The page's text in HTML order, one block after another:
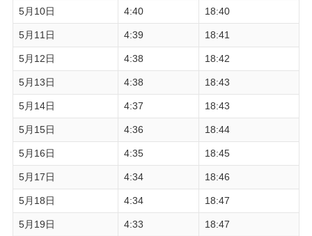
5月10日 4:40 18:40
5月11日 4:39 18:41
5月12日 4:38 18:42
5月13日 4:38 18:43
5月14日 4:37 18:43
5月15日 4:36 18:44
5月16日 4:35 18:45
5月17日 4:34 18:46
5月18日 4:34 18:47
5月19日 4:33 18:47